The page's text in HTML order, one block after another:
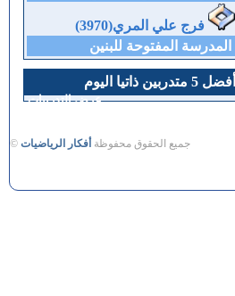
فرج علي المري(3970)
المدرسة المفتوحة للبنين
أفضل 5 متدربين ذاتيا اليوم
عرض التدريبات
جميع الحقوق محفوظة أفكار الرياضيات ©